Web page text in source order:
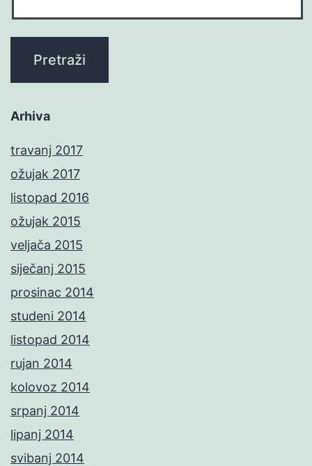
Arhiva
travanj 2017
ožujak 2017
listopad 2016
ožujak 2015
veljača 2015
siječanj 2015
prosinac 2014
studeni 2014
listopad 2014
rujan 2014
kolovoz 2014
srpanj 2014
lipanj 2014
svibanj 2014